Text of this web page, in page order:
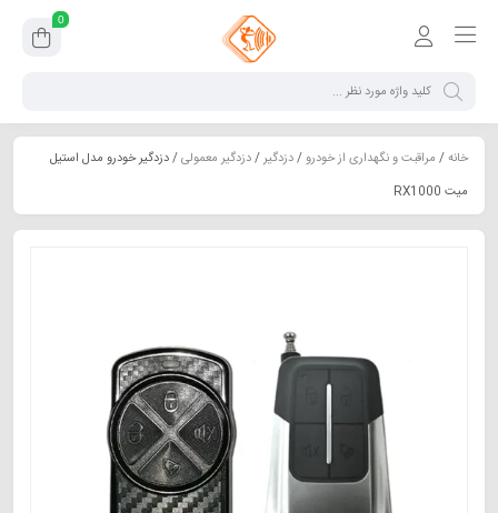
0
خانه/ مراقبت و نگهداری از خودرو/دزدگیر/دزدگیر معمولی/ دزدگیر خودرو مدل استیل
میت RX1000